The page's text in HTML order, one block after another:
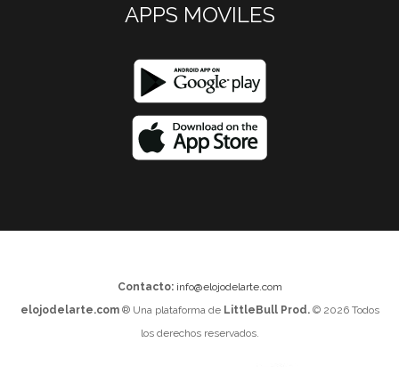
APPS MOVILES
Contacto: info@elojodelarte.com
elojodelarte.com® Una plataforma de LittleBull Prod.© 2026 Todos
los derechos reservados.